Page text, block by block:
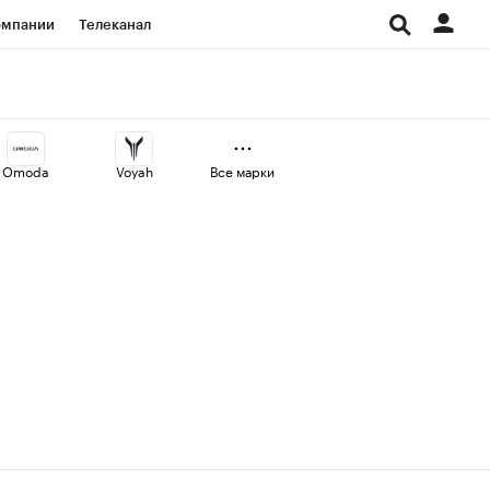
Телеканал
Проверка контрагентов
Omoda Voyah Все марки